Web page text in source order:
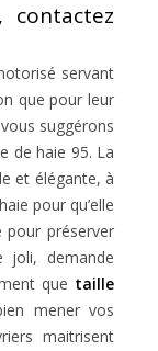
contactez
servant
que pour leur
suggérons
de haie 95. La
et élégante, à
pour qu’elle
pour préserver
joli, demande
que taille
mener vos
maitrisent